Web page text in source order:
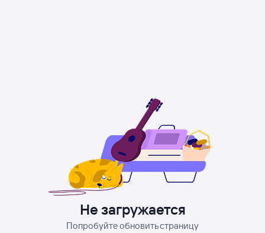
Не загружается
Попробуйте обновить страницу